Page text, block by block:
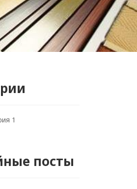
1
посты